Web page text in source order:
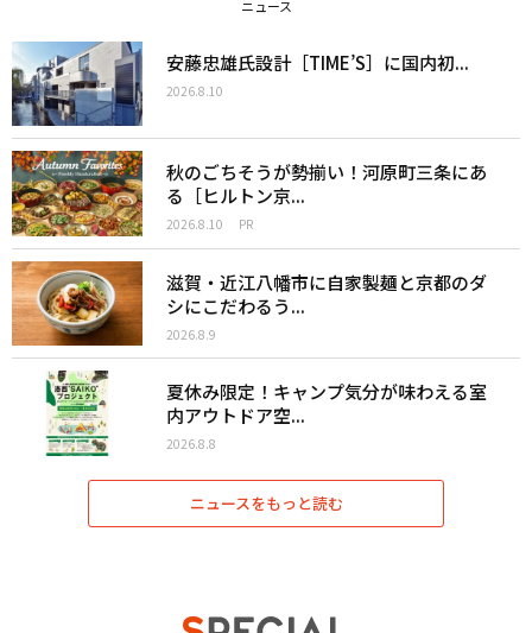
ニュース
安藤忠雄氏設計［TIME’S］に国内初...
2026.8.10
秋のごちそうが勢揃い！河原町三条にあ
る［ヒルトン京...
2026.8.10 PR
滋賀・近江八幡市に自家製麺と京都のダ
シにこだわるう...
2026.8.9
夏休み限定！キャンプ気分が味わえる室
内アウトドア空...
2026.8.8
ニュースをもっと読む